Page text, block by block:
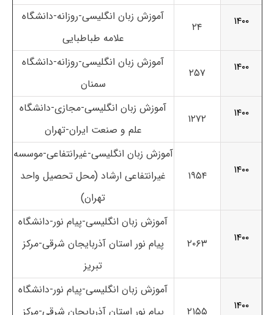
۱۴۰۰
۲۴
آموزش زبان انگلیسی-روزانه-دانشگاه
علامه طباطبایی
۱۴۰۰
۲۵۷
آموزش زبان انگلیسی-روزانه-دانشگاه
سمنان
۱۴۰۰
۱۲۷۲
آموزش زبان انگلیسی-مجازی-دانشگاه
علم و صنعت ایران-تهران
۱۴۰۰ ۱۹۵۴
آموزش زبان انگلیسی-غیرانتفاعی-موسسه
غیرانتفاعی ارشاد (محل تحصیل واحد
تهران)
۱۴۰۰ ۲۰۶۳
آموزش زبان انگلیسی-پیام نور-دانشگاه
پیام نور استان آذربایجان شرقی-مرکز
تبریز
۱۴۰۰ ۲۱۵۵
آموزش زبان انگلیسی-پیام نور-دانشگاه
پیام نور استان آذربایجان شرقی-مرکز